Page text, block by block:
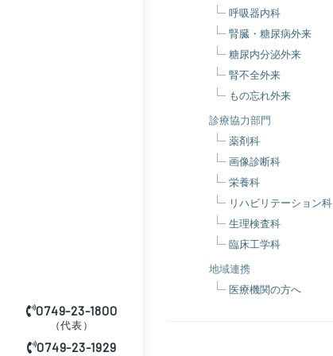
0749-23-1800
（代表）
0749-23-1929
呼吸器内科
腎臓・糖尿病外来
糖尿内分泌外来
腎不全外来
もの忘れ外来
診療協力部門
薬剤科
画像診断科
栄養科
リハビリテーション科
生理検査科
臨床工学科
地域連携
医療機関の方へ